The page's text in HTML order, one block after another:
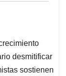
desmitificar
sostienen